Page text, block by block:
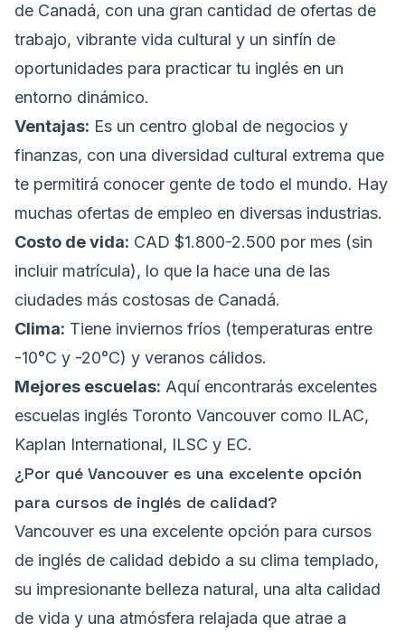
de Canadá, con una gran cantidad de ofertas de
trabajo, vibrante vida cultural y un sinfín de
oportunidades para practicar tu inglés en un
entorno dinámico.
Ventajas: Es un centro global de negocios y
finanzas, con una diversidad cultural extrema que
te permitirá conocer gente de todo el mundo. Hay
muchas ofertas de empleo en diversas industrias.
Costo de vida: CAD $1.800-2.500 por mes (sin
incluir matrícula), lo que la hace una de las
ciudades más costosas de Canadá.
Clima: Tiene inviernos fríos (temperaturas entre
-10°C y -20°C) y veranos cálidos.
Mejores escuelas: Aquí encontrarás excelentes
escuelas inglés Toronto Vancouver como ILAC,
Kaplan International, ILSC y EC.
¿Por qué Vancouver es una excelente opción
para cursos de inglés de calidad?
Vancouver es una excelente opción para cursos
de inglés de calidad debido a su clima templado,
su impresionante belleza natural, una alta calidad
de vida y una atmósfera relajada que atrae a